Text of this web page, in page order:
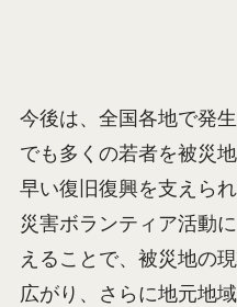
今後は、全国各地で発
でも多くの若者を被災
早い復旧復興を支えら
災害ボランティア活動
えることで、被災地の
広がり、さらに地元地